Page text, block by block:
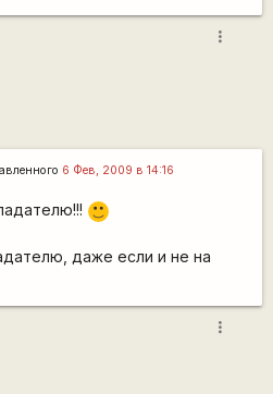
more_vert
6 Фев, 2009 в 14:16
:)
даже если и не на
more_vert